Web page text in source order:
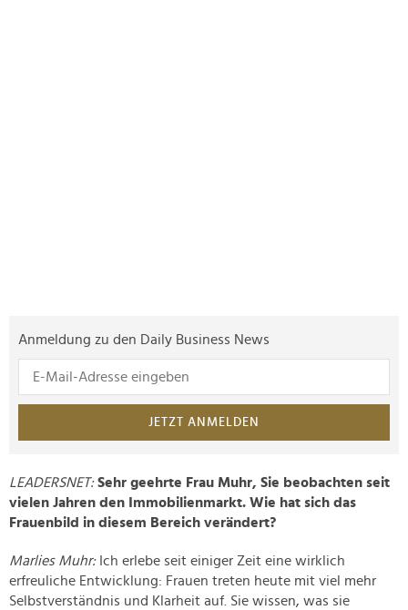
Anmeldung zu den Daily Business News
JETZT ANMELDEN
LEADERSNET: Sehr geehrte Frau Muhr, Sie beobachten seit
vielen Jahren den Immobilienmarkt. Wie hat sich das
Frauenbild in diesem Bereich verändert?
Marlies Muhr:Ich erlebe seit einiger Zeit eine wirklich
erfreuliche Entwicklung: Frauen treten heute mit viel mehr
Selbstverständnis und Klarheit auf. Sie wissen, was sie